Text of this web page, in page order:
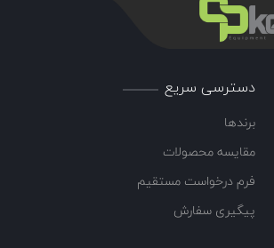
دسترسی سریع
برندها
مقایسه محصولات
فرم درخواست مستقیم
پیگیری سفارش